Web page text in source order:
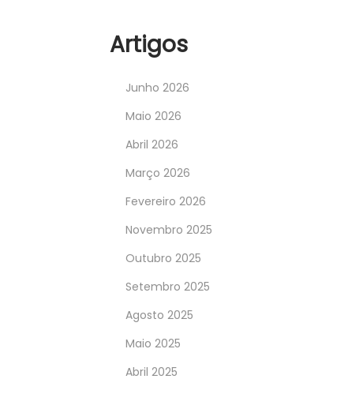
Artigos
Junho 2026
Maio 2026
Abril 2026
Março 2026
Fevereiro 2026
Novembro 2025
Outubro 2025
Setembro 2025
Agosto 2025
Maio 2025
Abril 2025